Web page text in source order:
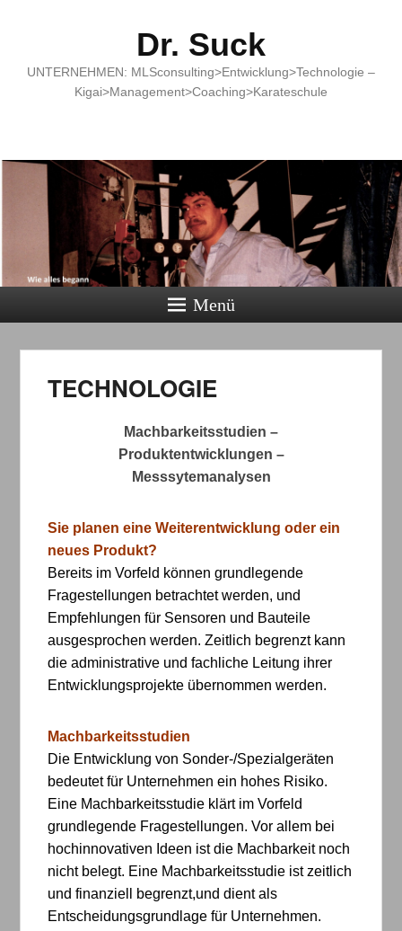
Dr. Suck
UNTERNEHMEN: MLSconsulting>Entwicklung>Technologie –
Kigai>Management>Coaching>Karateschule
Menü
TECHNOLOGIE
Machbarkeitsstudien –
Produktentwicklungen –
Messsytemanalysen
Sie planen eine Weiterentwicklung oder ein
neues Produkt?
Bereits im Vorfeld können grundlegende
Fragestellungen betrachtet werden, und
Empfehlungen für Sensoren und Bauteile
ausgesprochen werden. Zeitlich begrenzt kann
die administrative und fachliche Leitung ihrer
Entwicklungsprojekte übernommen werden.
Machbarkeitsstudien
Die Entwicklung von Sonder-/Spezialgeräten
bedeutet für Unternehmen ein hohes Risiko.
Eine Machbarkeitsstudie klärt im Vorfeld
grundlegende Fragestellungen. Vor allem bei
hochinnovativen Ideen ist die Machbarkeit noch
nicht belegt. Eine Machbarkeitsstudie ist zeitlich
und finanziell begrenzt,und dient als
Entscheidungsgrundlage für Unternehmen.